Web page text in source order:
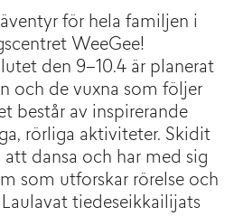
för hela familjen i
WeeGee!
den 9–10.4 är planerat
och de vuxna som följer
består av inspirerande
rörliga aktiviteter. Skidit
att dansa och har med sig
som utforskar rörelse och
tiedeseikkailijats